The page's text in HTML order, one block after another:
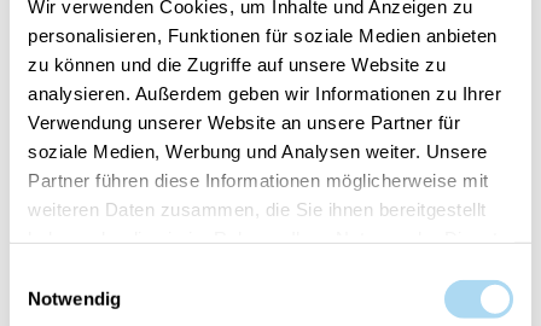
Wir verwenden Cookies, um Inhalte und Anzeigen zu
personalisieren, Funktionen für soziale Medien anbieten
zu können und die Zugriffe auf unsere Website zu
analysieren. Außerdem geben wir Informationen zu Ihrer
Verwendung unserer Website an unsere Partner für
soziale Medien, Werbung und Analysen weiter. Unsere
Partner führen diese Informationen möglicherweise mit
weiteren Daten zusammen, die Sie ihnen bereitgestellt
Notwendig
LES CLIENTS AYANT ACHETÉ CET
ARTICLE ONT ÉGALEMENT
ACHETÉ :
30%